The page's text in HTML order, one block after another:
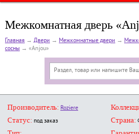
Межкомнатная дверь
Главная → Двери → Межкомнатные двери →
сосны → «Anjou»
Производитель: Roziere
Статус: под заказ Страна: